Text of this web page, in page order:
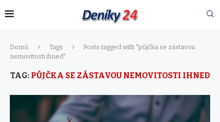
Domů Tags
Posts tagged with "půjčka se zástavou
nemovitosti ihned"
TAG: PŮJČKA SE ZÁSTAVOU NEMOVITOSTI IHNED